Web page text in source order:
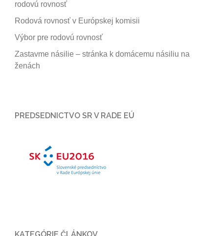
rodovú rovnosť
Rodová rovnosť v Európskej komisii
Výbor pre rodovú rovnosť
Zastavme násilie – stránka k domácemu násiliu na
ženách
PREDSEDNICTVO SR V RADE EÚ